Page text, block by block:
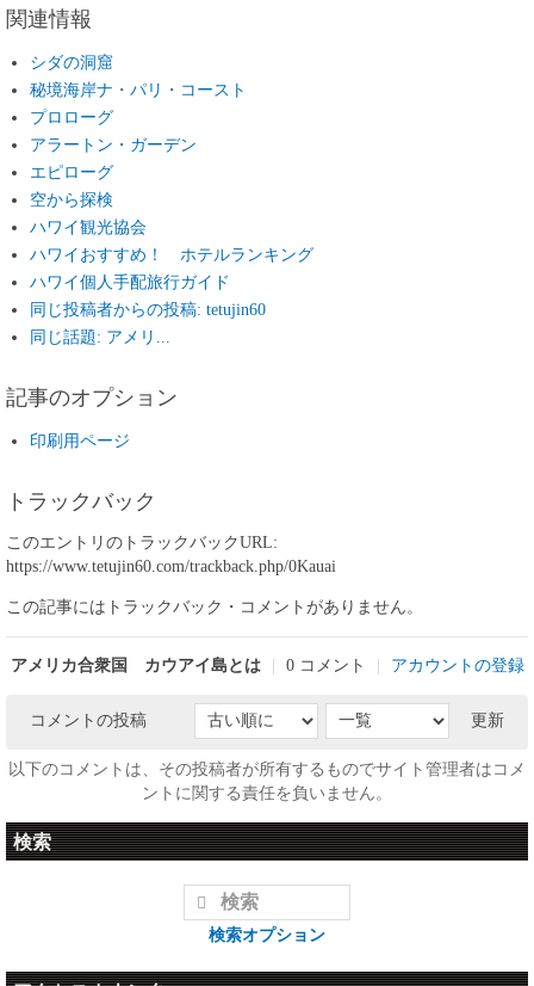
関連情報
シダの洞窟
秘境海岸ナ・パリ・コースト
プロローグ
アラートン・ガーデン
エピローグ
空から探検
ハワイ観光協会
ハワイおすすめ！ ホテルランキング
ハワイ個人手配旅行ガイド
同じ投稿者からの投稿: tetujin60
同じ話題: アメリ...
記事のオプション
印刷用ページ
トラックバック
このエントリのトラックバックURL:
https://www.tetujin60.com/trackback.php/0Kauai
この記事にはトラックバック・コメントがありません。
アメリカ合衆国 カウアイ島とは 0 コメント アカウントの登録
コメントの投稿 更新
以下のコメントは、その投稿者が所有するものでサイト管理者はコメ
ントに関する責任を負いません。
検索
検索オプション